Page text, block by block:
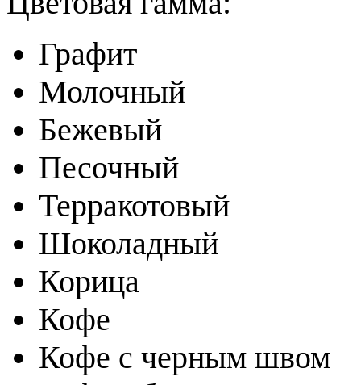
Графит
Молочный
Бежевый
Песочный
Терракотовый
Шоколадный
Корица
Кофе
Кофе с черным швом